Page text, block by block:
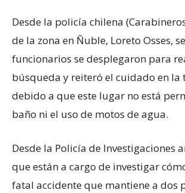
Desde la policía chilena
de la zona en Ñuble, Loreto Osses,
funcionarios se desplegaron para
búsqueda y reiteró el cuidado en la
debido a que este lugar no está
baño ni el uso de motos de agua.
Desde la Policía de Investigaciones
que están a cargo de investigar
fatal accidente que mantiene a dos